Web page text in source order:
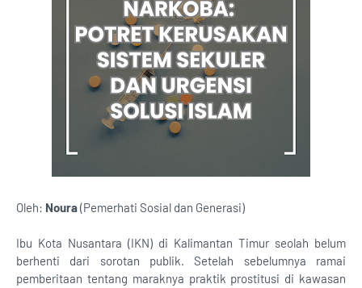
Oleh: Noura(Pemerhati Sosial dan Generasi)
Ibu Kota Nusantara (IKN) di Kalimantan Timur seolah belum
berhenti dari sorotan publik. Setelah sebelumnya ramai
pemberitaan tentang maraknya praktik prostitusi di kawasan